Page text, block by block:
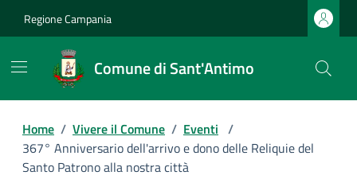
Regione Campania
Comune di Sant'Antimo
Home / Vivere il Comune / Eventi /
367° Anniversario dell'arrivo e dono delle Reliquie del
Santo Patrono alla nostra città